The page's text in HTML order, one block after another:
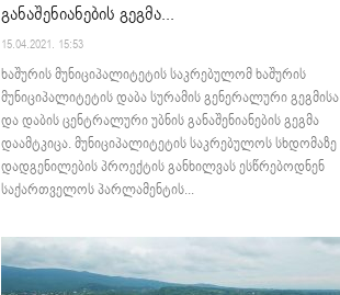
განაშენიანების გეგმა...
15.04.2021. 15:53
ხაშურის მუნიციპალიტეტის საკრებულომ ხაშურის
მუნიციპალიტეტის დაბა სურამის გენერალური გეგმისა
და დაბის ცენტრალური უბნის განაშენიანების გეგმა
დაამტკიცა. მუნიციპალიტეტის საკრებულოს სხდომაზე
დადგენილების პროექტის განხილვას ესწრებოდნენ
საქართველოს პარლამენტის...